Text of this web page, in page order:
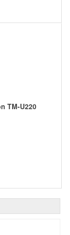
TM-U220